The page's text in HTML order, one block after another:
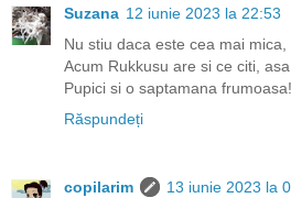
Suzana 12 iunie 2023 la 22:53
Nu stiu daca este cea mai
Acum Rukkusu are si ce citi,
Pupici si o saptamana
Răspundeți
copilarim
13 iunie 2023 la